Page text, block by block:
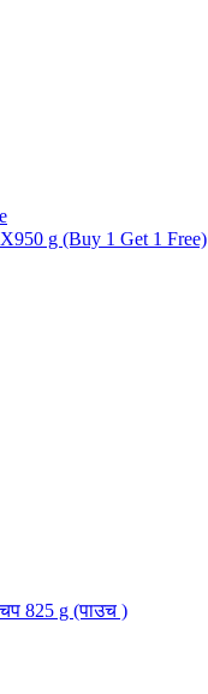
g (Buy 1 Get 1 Free)
825 g (पाउच )